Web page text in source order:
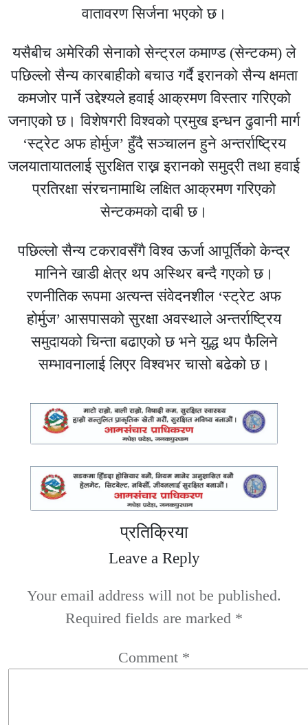
वातावरण सिर्जना भएको छ।
यसैबीच अमेरिकी सेनाको सेन्ट्रल कमाण्ड (सेन्टकम) ले
पछिल्लो सैन्य कारबाहीको बचाउ गर्दै इरानको सैन्य क्षमता
कमजोर पार्ने उद्देश्यले हवाई आक्रमण विस्तार गरिएको
जनाएको छ। विशेषगरी विश्वको प्रमुख इन्धन ढुवानी मार्ग
‘स्ट्रेट अफ होर्मुज’ हुँदै सञ्चालन हुने अन्तर्राष्ट्रिय
जलयातायातलाई सुरक्षित राख्न इरानको समुद्री तथा हवाई
प्रतिरक्षा संरचनामाथि लक्षित आक्रमण गरिएको
सेन्टकमको दाबी छ।
पछिल्लो सैन्य टकरावसँगै विश्व ऊर्जा आपूर्तिको केन्द्र
मानिने खाडी क्षेत्र थप अस्थिर बन्दै गएको छ।
रणनीतिक रूपमा अत्यन्त संवेदनशील ‘स्ट्रेट अफ
होर्मुज’ आसपासको सुरक्षा अवस्थाले अन्तर्राष्ट्रिय
समुदायको चिन्ता बढाएको छ भने युद्ध थप फैलिने
सम्भावनालाई लिएर विश्वभर चासो बढेको छ।
प्रतिक्रिया
Leave a Reply
Your email address will not be published.
Required fields are marked *
Comment *